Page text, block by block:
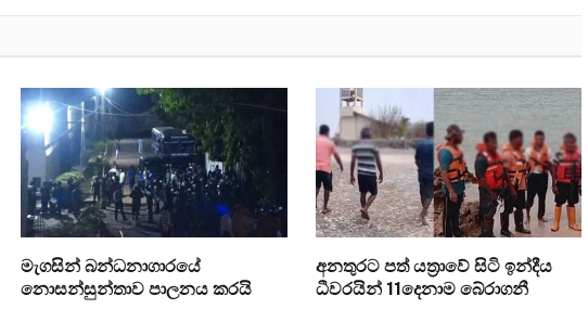
මැගසින් බන්ධනාගාරයේ
නොසන්සුන්තාව පාලනය කරයි
අනතුරට පත් යත්‍රාවේ සිටි ඉන්දීය
ධීවරයින් 11දෙනාම බේරාගනී